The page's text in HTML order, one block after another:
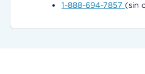
1-888-694-7857 (sin